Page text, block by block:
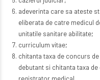
adeverinta care sa ateste
eliberata de catre medicul
unitatile sanitare abilitate;
curriculum vitae;
chitanta taxa de concurs
debutant si chitanta taxa
registrator medical.